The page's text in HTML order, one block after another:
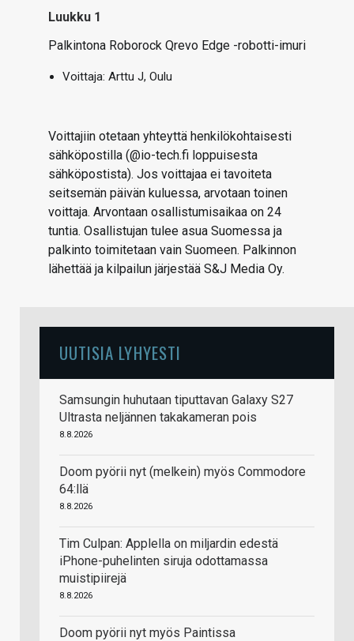
Luukku 1
Palkintona Roborock Qrevo Edge -robotti-imuri
Voittaja: Arttu J, Oulu
Voittajiin otetaan yhteyttä henkilökohtaisesti
sähköpostilla (@io-tech.fi loppuisesta
sähköpostista). Jos voittajaa ei tavoiteta
seitsemän päivän kuluessa, arvotaan toinen
voittaja. Arvontaan osallistumisaikaa on 24
tuntia. Osallistujan tulee asua Suomessa ja
palkinto toimitetaan vain Suomeen. Palkinnon
lähettää ja kilpailun järjestää S&J Media Oy.
UUTISIA LYHYESTI
Samsungin huhutaan tiputtavan Galaxy S27
Ultrasta neljännen takakameran pois
8.8.2026
Doom pyörii nyt (melkein) myös Commodore
64:llä
8.8.2026
Tim Culpan: Applella on miljardin edestä
iPhone-puhelinten siruja odottamassa
muistipiirejä
8.8.2026
Doom pyörii nyt myös Paintissa